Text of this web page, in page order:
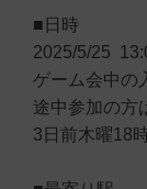
■日時
2025/5/25
ゲーム会中の
途中参加の方
3日前木曜18